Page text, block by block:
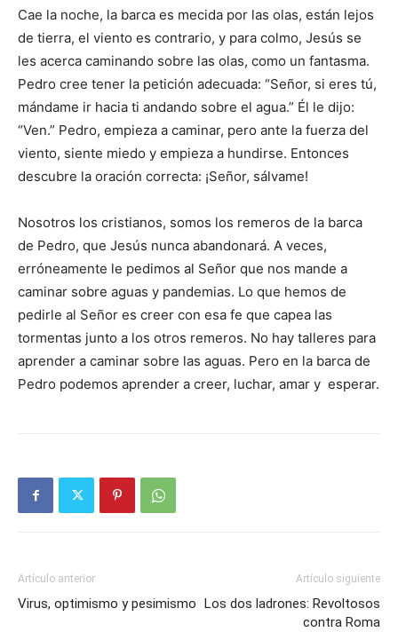
Cae la noche, la barca es mecida por las olas, están lejos
de tierra, el viento es contrario, y para colmo, Jesús se
les acerca caminando sobre las olas, como un fantasma.
Pedro cree tener la petición adecuada: “Señor, si eres tú,
mándame ir hacia ti andando sobre el agua.” Él le dijo:
“Ven.” Pedro, empieza a caminar, pero ante la fuerza del
viento, siente miedo y empieza a hundirse. Enton­ces
descubre la oración correcta: ¡Señor, sálvame!
Nosotros los cristianos, somos los remeros de la barca
de Pedro, que Jesús nunca abandonará. A veces,
erróneamente le pedimos al Señor que nos mande a
caminar sobre aguas y pandemias. Lo que hemos de
pedirle al Señor es creer con esa fe que capea las
tormentas junto a los otros remeros. No hay talleres para
aprender a caminar sobre las aguas. Pero en la barca de
Pedro podemos aprender a creer, luchar, amar y esperar.
Artículo anterior
Virus, optimismo y pesimismo
Artículo siguiente
Los dos ladrones: Revoltosos
contra Roma